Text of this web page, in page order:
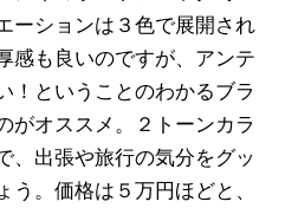
ーションは３色で展開され
感も良いのですが、アンテ
！ということのわかるブラ
がオススメ。２トーンカラ
、出張や旅行の気分をグッ
う。価格は５万円ほどと、